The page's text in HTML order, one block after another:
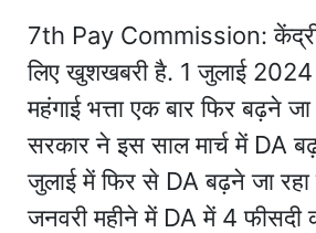
7th Pay Commission:
लिए खुशखबरी है. 1 जुलाई 2024
महंगाई भत्ता एक बार फिर बढ़ने
सरकार ने इस साल मार्च में DA
जुलाई में फिर से DA बढ़ने जा
जनवरी महीने में DA में 4 फीसदी